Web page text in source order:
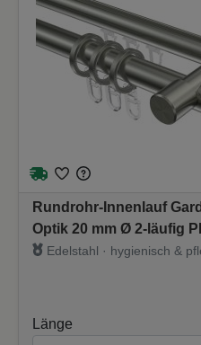
Rundrohr-Innenlauf
Optik 20 mm Ø 2-läufig
Edelstahl · hygienisch &
Länge